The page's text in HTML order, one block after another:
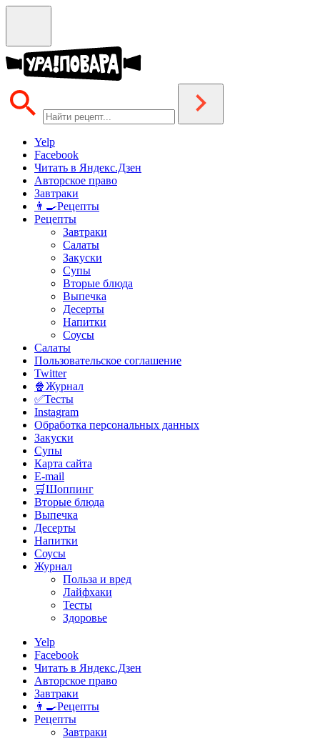
Yelp
Facebook
Читать в Яндекс.Дзен
Авторское право
Завтраки
👨‍🍳Рецепты
Рецепты
Завтраки
Салаты
Закуски
Супы
Вторые блюда
Выпечка
Десерты
Напитки
Соусы
Салаты
Пользовательское соглашение
Twitter
🍿Журнал
✅Тесты
Instagram
Обработка персональных данных
Закуски
Супы
Карта сайта
E-mail
🛒Шоппинг
Вторые блюда
Выпечка
Десерты
Напитки
Соусы
Журнал
Польза и вред
Лайфхаки
Тесты
Здоровье
Yelp
Facebook
Читать в Яндекс.Дзен
Авторское право
Завтраки
👨‍🍳Рецепты
Рецепты
Завтраки